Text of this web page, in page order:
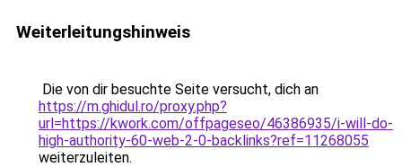
Weiterleitungshinweis
Die von dir besuchte Seite versucht, dich an
https://m.ghidul.ro/proxy.php?
url=https://kwork.com/offpageseo/46386935/i-will-do-
high-authority-60-web-2-0-backlinks?ref=11268055
weiterzuleiten.